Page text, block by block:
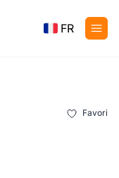
FR
Favori